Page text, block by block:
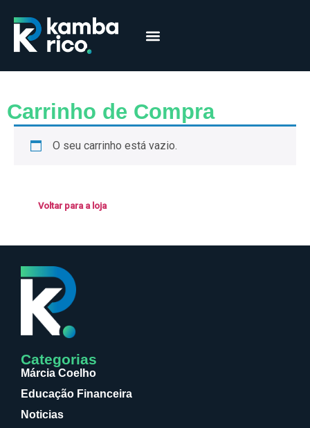
Carrinho de Compra
O seu carrinho está vazio.
Voltar para a loja
Categorias
Márcia Coelho
Educação Financeira
Noticias